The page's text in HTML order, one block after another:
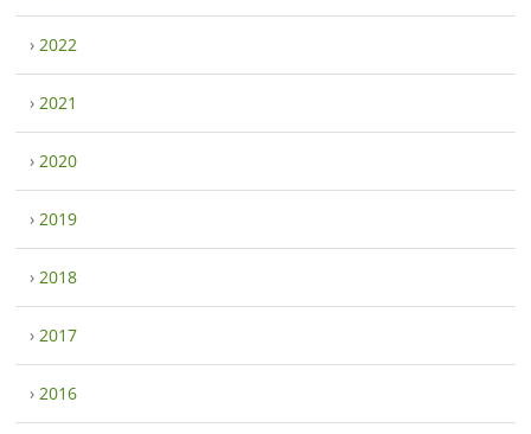
›2022
›2021
›2020
›2019
›2018
›2017
›2016